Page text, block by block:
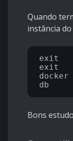
Quando
instância
exit
exit
Bons